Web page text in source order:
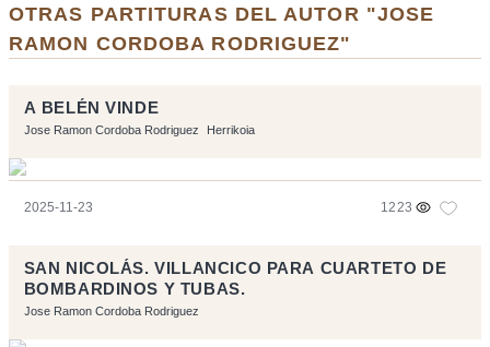
OTRAS PARTITURAS DEL AUTOR "JOSE
RAMON CORDOBA RODRIGUEZ"
A BELÉN VINDE
Jose Ramon Cordoba Rodriguez Herrikoia
2025-11-23 1223
SAN NICOLÁS. VILLANCICO PARA CUARTETO DE
BOMBARDINOS Y TUBAS.
Jose Ramon Cordoba Rodriguez